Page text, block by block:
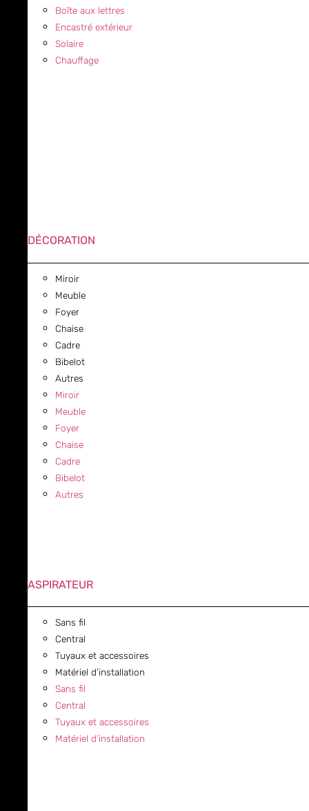
Boîte aux lettres
Encastré extérieur
Solaire
Chauffage
DÉCORATION
Miroir
Meuble
Foyer
Chaise
Cadre
Bibelot
Autres
Miroir
Meuble
Foyer
Chaise
Cadre
Bibelot
Autres
ASPIRATEUR
Sans fil
Central
Tuyaux et accessoires
Matériel d’installation
Sans fil
Central
Tuyaux et accessoires
Matériel d’installation